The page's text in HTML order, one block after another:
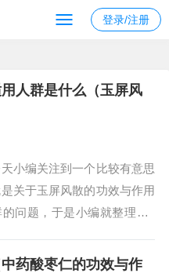
登录/注册
人群是什么（玉屏风
小编关注到一个比较有意思
关于玉屏风散的功效与作用
问题，于是小编就整理了2
，让我们一起看看吧。文章目
药酸枣仁的功效与作